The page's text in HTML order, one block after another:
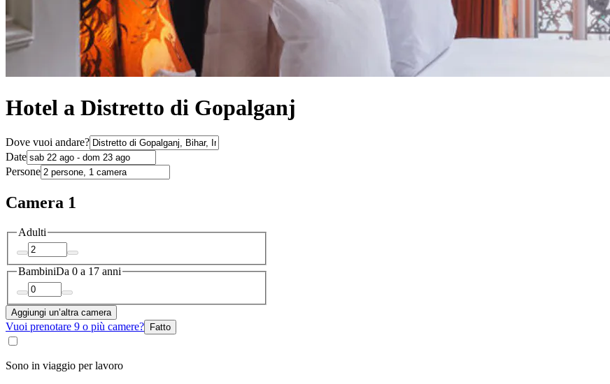
Hotel a Distretto di Gopalganj
Dove vuoi andare?
Date
Persone
Camera 1
Adulti
BambiniDa 0 a 17 anni
Aggiungi un’altra camera
Vuoi prenotare 9 o più camere? Fatto
Sono in viaggio per lavoro